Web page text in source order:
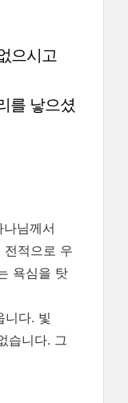
으시고
를 낳으셨
님께서
적으로 우
욕심을 탓
니다. 빛
습니다. 그